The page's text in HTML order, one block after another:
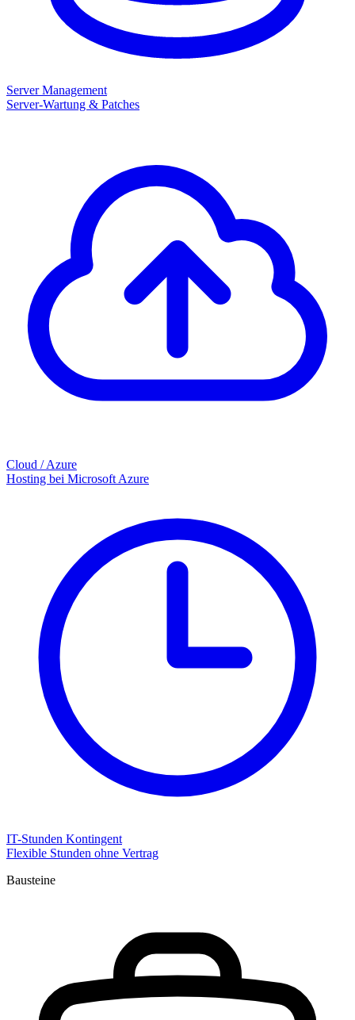
Server Management
Server-Wartung & Patches
Cloud / Azure
Hosting bei Microsoft Azure
IT-Stunden Kontingent
Flexible Stunden ohne Vertrag
Bausteine